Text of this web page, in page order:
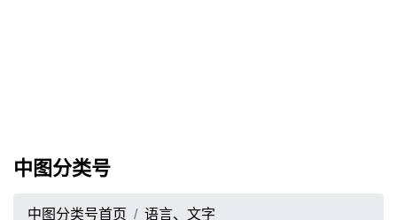
中图分类号
中图分类号首页
语言、文字